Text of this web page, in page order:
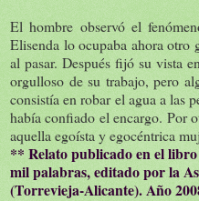
El hombre observó el
Elisenda lo ocupaba ahora otro
al pasar. Después fijó su vista
orgulloso de su trabajo, pero
consistía en robar el agua a las
había confiado el encargo. Por
aquella egoísta y egocéntrica
** Relato publicado en el
mil palabras, editado por la
(Torrevieja-Alicante). Año